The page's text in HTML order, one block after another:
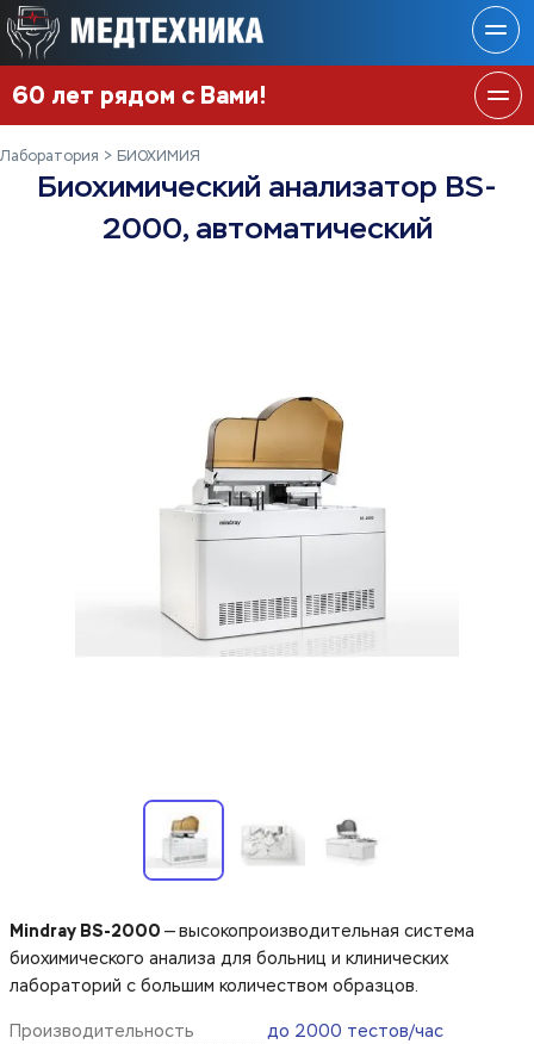
60 лет рядом с Вами!
Лаборатория БИОХИМИЯ
Биохимический анализатор BS-
2000, автоматический
Mindray BS-2000 — высокопроизводительная система
биохимического анализа для больниц и клинических
лабораторий с большим количеством образцов.
Производительность
до 2000 тестов/час